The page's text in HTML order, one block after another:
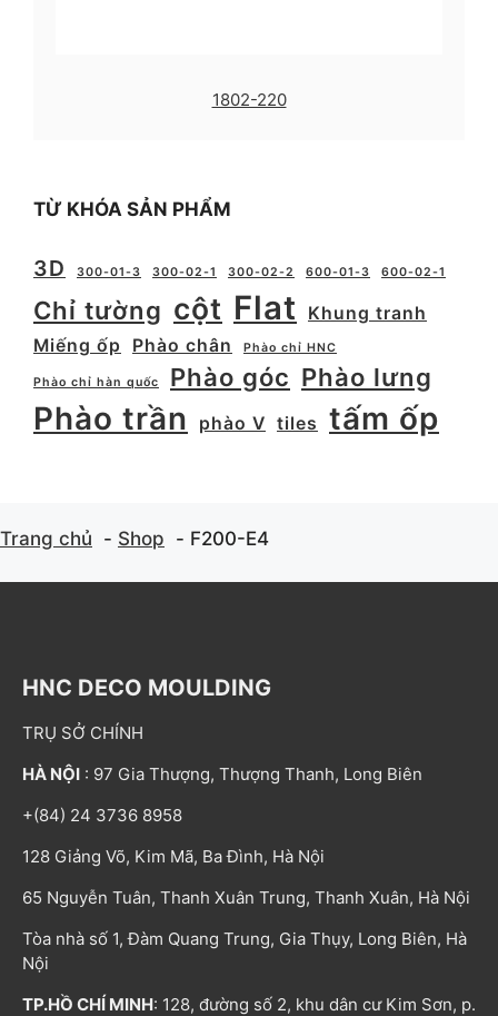
1802-220
TỪ KHÓA SẢN PHẨM
3D 300-01-3 300-02-1 300-02-2 600-01-3 600-02-1
Chỉ tường cột Flat
Khung tranh
Miếng ốp
Phào chân Phào chỉ HNC
Phào chỉ hàn quốc Phào góc Phào lưng
Phào trần phào V tiles tấm ốp
Trang chủ Shop F200-E4
HNC DECO MOULDING
TRỤ SỞ CHÍNH
HÀ NỘI : 97 Gia Thượng, Thượng Thanh, Long Biên
+(84) 24 3736 8958
128 Giảng Võ, Kim Mã, Ba Đình, Hà Nội
65 Nguyễn Tuân, Thanh Xuân Trung, Thanh Xuân, Hà Nội
Tòa nhà số 1, Đàm Quang Trung, Gia Thụy, Long Biên, Hà
Nội
TP.HỒ CHÍ MINH: 128, đường số 2, khu dân cư Kim Sơn, p.